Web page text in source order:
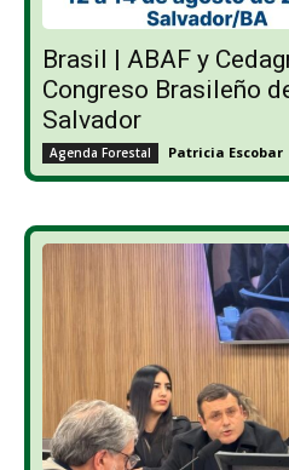
Brasil | ABAF y
Congreso Brasileño
Salvador
Agenda Forestal Patricia Escobar